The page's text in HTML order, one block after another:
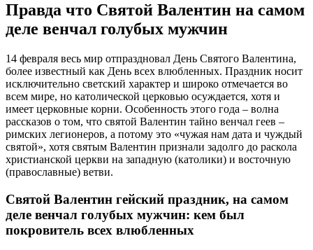
Правда что Святой Валентин на самом
деле венчал голубых мужчин
14 февраля весь мир отпраздновал День Святого Валентина,
более известный как День всех влюбленных. Праздник носит
исключительно светский характер и широко отмечается во
всем мире, но католической церковью осуждается, хотя и
имеет церковные корни. Особенность этого года – волна
рассказов о том, что святой Валентин тайно венчал геев –
римских легионеров, а потому это «чужая нам дата и чуждый
святой», хотя святым Валентин признали задолго до раскола
христианской церкви на западную (католики) и восточную
(православные) ветви.
Святой Валентин гейский праздник, на самом
деле венчал голубых мужчин: кем был
покровитель всех влюбленных